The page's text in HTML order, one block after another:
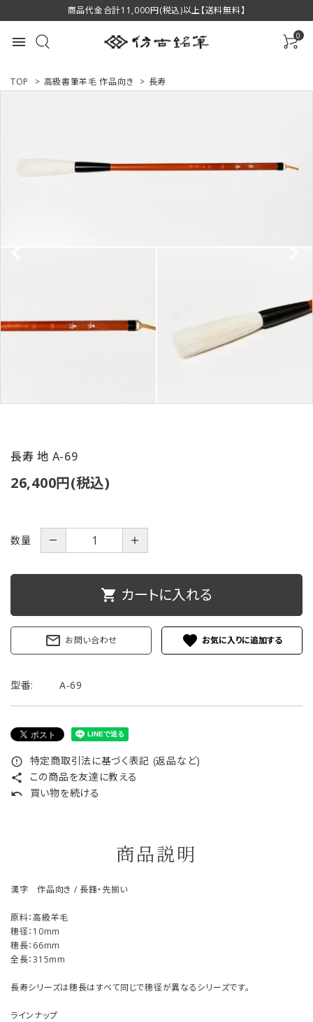
商品代金合計11,000円(税込)以上【送料無料】
menu 0
ご利用ガイド
特定商取引法について
TOP > 高級書筆羊毛 作品向き > 長寿
長寿 地 A-69
26,400円(税込)
数量 － ＋
shopping_cart カートに入れる
mail_outline お問い合わせ favorite
型番: A-69
error_outline 特定商取引法に基づく表記 (返品など)
share この商品を友達に教える
undo 買い物を続ける
商品説明
漢字 作品向き / 長鋒・先揃い
原料：高級羊毛
穂径：10mm
穂長：66mm
全長：315mm
長寿シリーズは穂長はすべて同じで穂径が異なるシリーズです。
ラインナップ